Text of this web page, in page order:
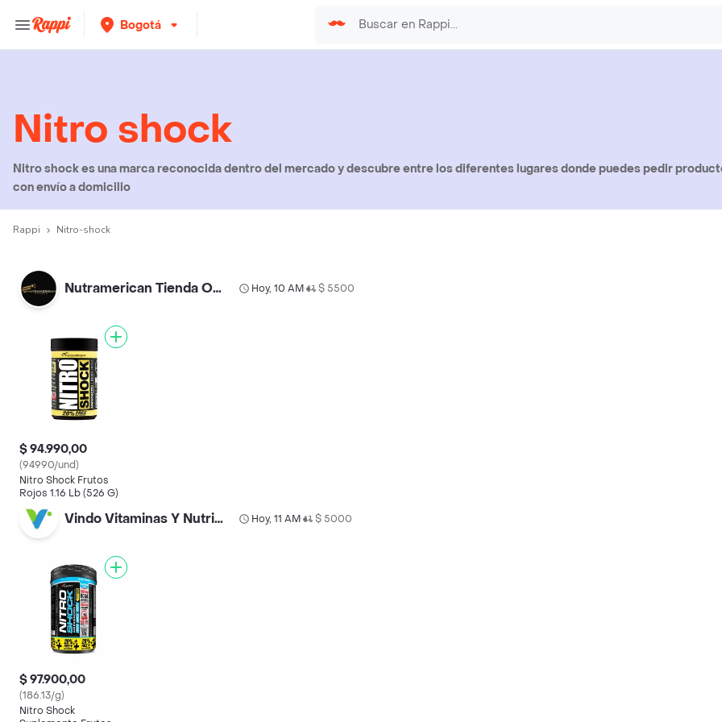
Bogotá
Nitro shock
Nitro shock es una marca reconocida dentro del mercado y descubre entre los diferentes lugares donde puedes pedir
con envío a domicilio
Rappi Nitro-shock
Nutramerican Tienda Oficial Bogotá Norte Hoy, 10 AM• $ 5500
$ 94.990,00
(94990/und)
Nitro Shock Frutos
Rojos 1.16 Lb (526 G)
Vindo Vitaminas Y Nutrición Santa Ana Hoy, 11 AM• $ 5000
$ 97.900,00
(186.13/g)
Nitro Shock